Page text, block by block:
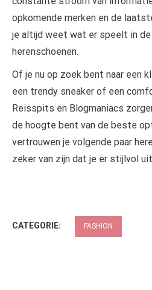
opkomende merken en de
je altijd weet wat er speelt in de
herenschoenen.
Of je nu op zoek bent naar een
een trendy sneaker of een
Reisspits en Blogmaniacs
de hoogte bent van de beste
vertrouwen je volgende paar
zeker van zijn dat je er stijlvol
CATEGORIE: FASHION